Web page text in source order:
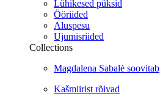
Lühikesed püksid
Ööriided
Aluspesu
Ujumisriided
Collections
Magdalena Sabalė soovitab
Kašmiirist rõivad